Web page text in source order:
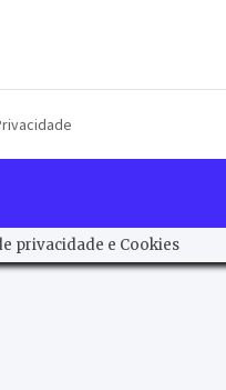
privacidade e Cookies